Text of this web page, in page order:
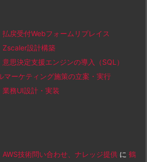
払戻受付Webフォームリプレイス
Zscaler設計構築
意思決定支援エンジンの導入（SQL）
マーケティング施策の立案・実行
業務UI設計・実装
AWS技術問い合わせ、ナレッジ提供 に 鶴